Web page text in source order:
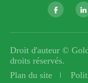
 
Droit d'auteur ©
droits réservés.
Plan du site